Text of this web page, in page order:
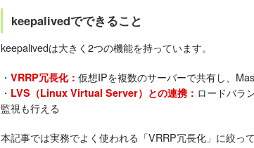
keepalivedでできること
keepalivedは大きく2つの機能を持っています。
・ VRRP冗長化： 仮想IPを複数のサーバーで共有し、
・ LVS（Linux Virtual Server）との連携： ロードバラ
監視も行える
本記事では実務でよく使われる「VRRP冗長化」に絞って